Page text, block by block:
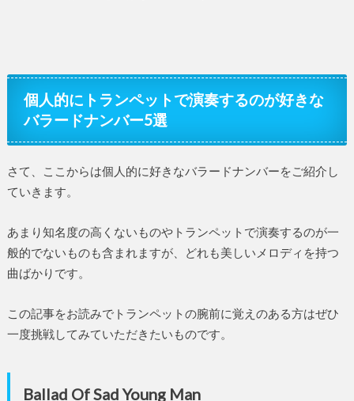
個人的にトランペットで演奏するのが好きな
バラードナンバー5選
さて、ここからは個人的に好きなバラードナンバーをご紹介し
ていきます。
あまり知名度の高くないものやトランペットで演奏するのが一
般的でないものも含まれますが、どれも美しいメロディを持つ
曲ばかりです。
この記事をお読みでトランペットの腕前に覚えのある方はぜひ
一度挑戦してみていただきたいものです。
Ballad Of Sad Young Man